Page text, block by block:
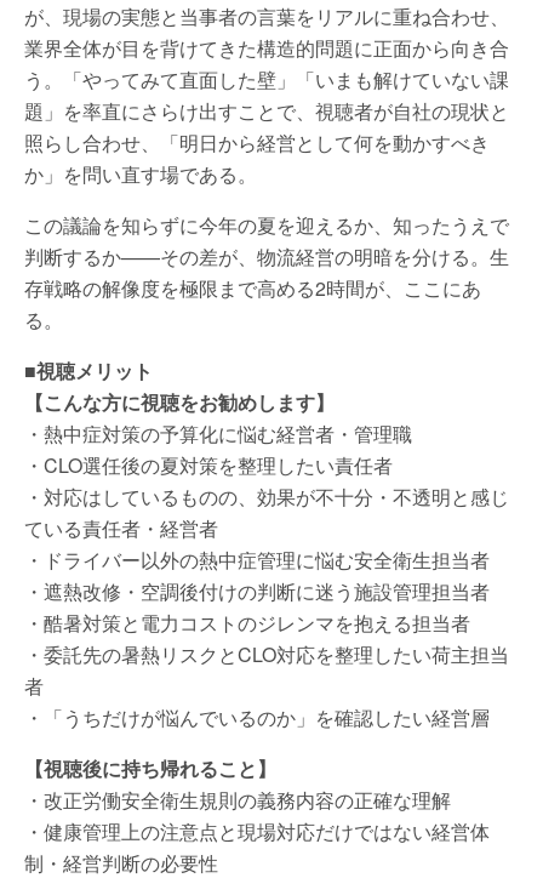
が、現場の実態と当事者の言葉をリアルに重ね合わせ、
業界全体が目を背けてきた構造的問題に正面から向き合
う。「やってみて直面した壁」「いまも解けていない課
題」を率直にさらけ出すことで、視聴者が自社の現状と
照らし合わせ、「明日から経営として何を動かすべき
か」を問い直す場である。
この議論を知らずに今年の夏を迎えるか、知ったうえで
判断するか——その差が、物流経営の明暗を分ける。生
存戦略の解像度を極限まで高める2時間が、ここにあ
る。
■視聴メリット
【こんな方に視聴をお勧めします】
・熱中症対策の予算化に悩む経営者・管理職
・CLO選任後の夏対策を整理したい責任者
・対応はしているものの、効果が不十分・不透明と感じ
ている責任者・経営者
・ドライバー以外の熱中症管理に悩む安全衛生担当者
・遮熱改修・空調後付けの判断に迷う施設管理担当者
・酷暑対策と電力コストのジレンマを抱える担当者
・委託先の暑熱リスクとCLO対応を整理したい荷主担当
者
・「うちだけが悩んでいるのか」を確認したい経営層
【視聴後に持ち帰れること】
・改正労働安全衛生規則の義務内容の正確な理解
・健康管理上の注意点と現場対応だけではない経営体
制・経営判断の必要性